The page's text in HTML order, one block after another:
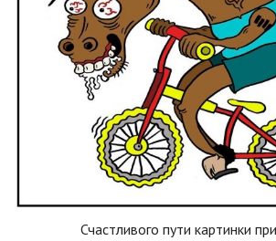
Счастливого пути картинки